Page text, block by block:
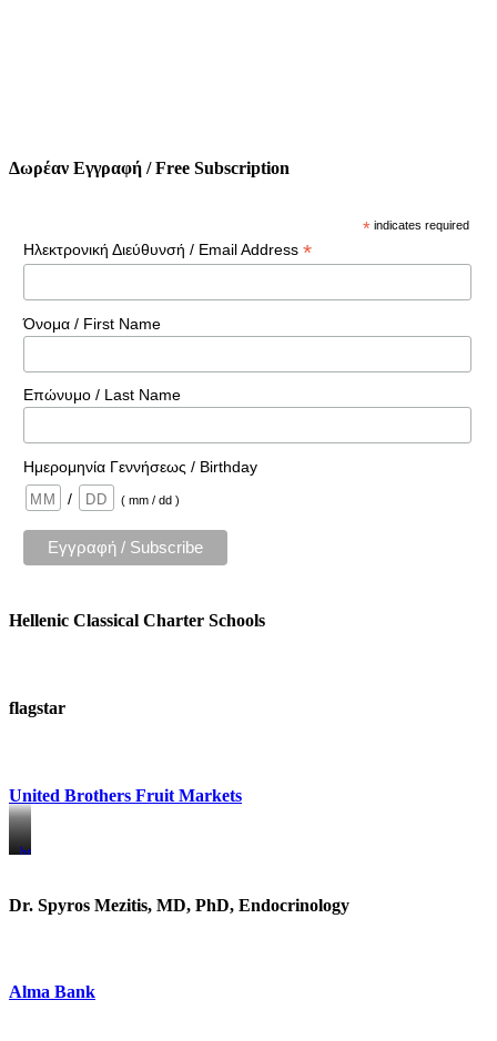
Δωρέαν Εγγραφή / Free Subscription
* indicates required
Ηλεκτρονική Διεύθυνσή / Email Address *
Όνομα / First Name
Επώνυμο / Last Name
Ημερομηνία Γεννήσεως / Birthday
/
( mm / dd )
Hellenic Classical Charter Schools
flagstar
United Brothers Fruit Markets
https://www.unitedbrothersfruitmarkets.com/
https://www.unitedbrothersfruitmarkets.com/
Dr. Spyros Mezitis, MD, PhD, Endocrinology
Alma Bank